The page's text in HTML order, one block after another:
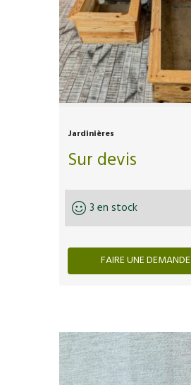
Jardinières
Sur devis
3 en stock
FAIRE UNE DEMANDE